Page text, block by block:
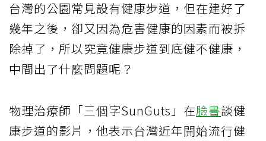
台灣的公園常見設有健康步道，但在建好了
幾年之後，卻又因為危害健康的因素而被拆
除掉了，所以究竟健康步道到底健不健康，
中間出了什麼問題呢？
物理治療師「三個字SunGuts」在臉書談健
康步道的影片，他表示台灣近年開始流行健